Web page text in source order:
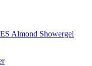
Almond Showergel